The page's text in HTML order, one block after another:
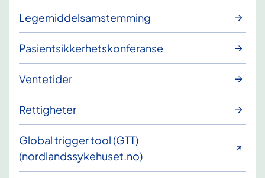
Legemiddelsamstemming
Pasientsikkerhetskonferanse
Ventetider
Rettigheter
Global trigger tool (GTT)
(nordlandssykehuset.no)